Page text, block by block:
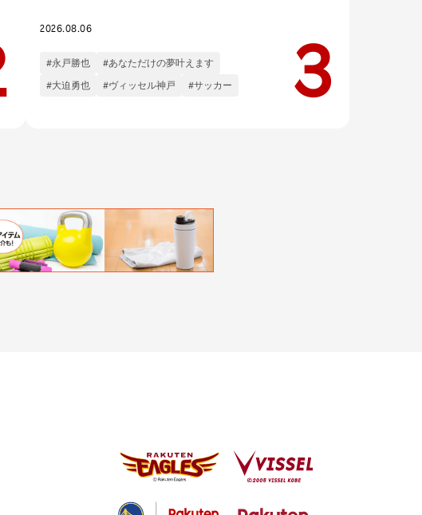
2026.08.06
#永戸勝也
#あなただけの夢叶えます
#大迫勇也
#ヴィッセル神戸 #サッカー